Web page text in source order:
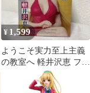
¥ 1,599
ようこそ実力至上主義
の教室へ 軽井沢恵 フィ